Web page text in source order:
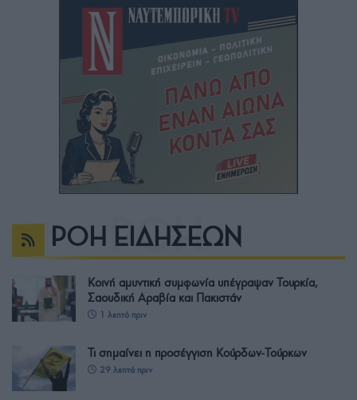
ΡΟΗ ΕΙΔΗΣΕΩΝ
Κοινή αμυντική συμφωνία υπέγραψαν Τουρκία,
Σαουδική Αραβία και Πακιστάν
1 λεπτό πριν
Τι σημαίνει η προσέγγιση Κούρδων-Τούρκων
29 λεπτά πριν